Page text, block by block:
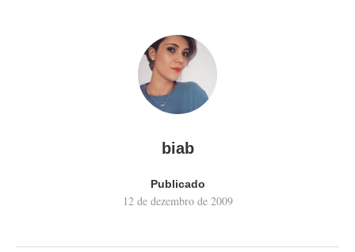
biab
Publicado
12 de dezembro de 2009